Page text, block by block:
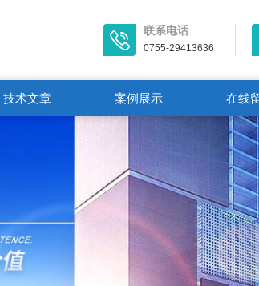
联系电话
0755-29413636
技术文章 案例展示 在线